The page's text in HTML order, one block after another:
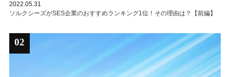
2022.05.31
ソルクシーズがSES企業のおすすめランキング1位！その理由は？【前編】
02